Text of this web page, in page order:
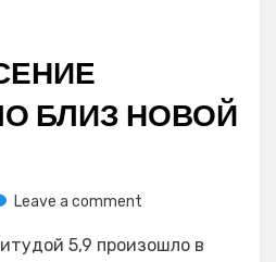
БЛИЗ НОВОЙ
Leave a comment
землетрясение
5,9 произошло в